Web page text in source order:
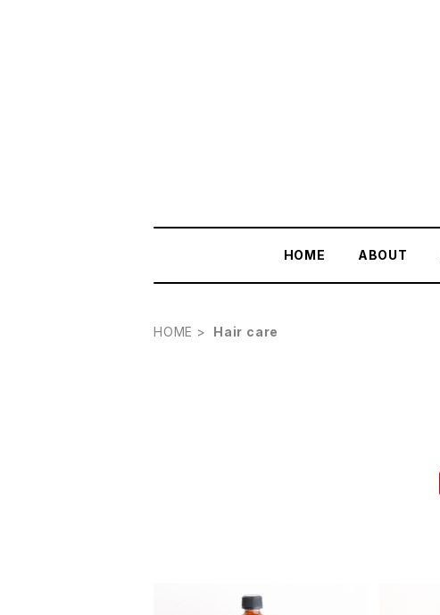
HOME ABOUT
HOME Hair care